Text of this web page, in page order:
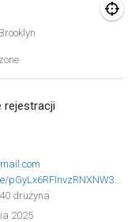
rejestracji
drużyna
2025
tardives